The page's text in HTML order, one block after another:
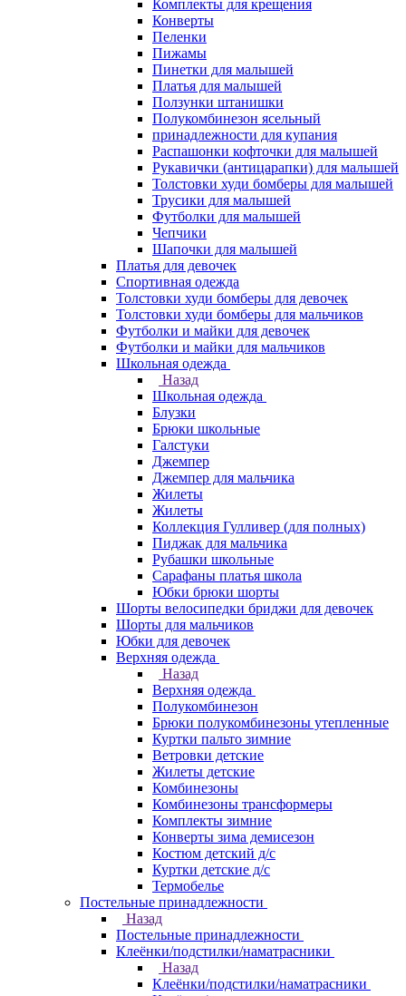
Комплекты для крещения
Конверты
Пеленки
Пижамы
Пинетки для малышей
Платья для малышей
Ползунки штанишки
Полукомбинезон ясельный
принадлежности для купания
Распашонки кофточки для малышей
Рукавички (антицарапки) для малышей
Толстовки худи бомберы для малышей
Трусики для малышей
Футболки для малышей
Чепчики
Шапочки для малышей
Платья для девочек
Спортивная одежда
Толстовки худи бомберы для девочек
Толстовки худи бомберы для мальчиков
Футболки и майки для девочек
Футболки и майки для мальчиков
Школьная одежда
Назад
Школьная одежда
Блузки
Брюки школьные
Галстуки
Джемпер
Джемпер для мальчика
Жилеты
Жилеты
Коллекция Гулливер (для полных)
Пиджак для мальчика
Рубашки школьные
Сарафаны платья школа
Юбки брюки шорты
Шорты велосипедки бриджи для девочек
Шорты для мальчиков
Юбки для девочек
Верхняя одежда
Назад
Верхняя одежда
Полукомбинезон
Брюки полукомбинезоны утепленные
Куртки пальто зимние
Ветровки детские
Жилеты детские
Комбинезоны
Комбинезоны трансформеры
Комплекты зимние
Конверты зима демисезон
Костюм детский д/с
Куртки детские д/с
Термобелье
Постельные принадлежности
Назад
Постельные принадлежности
Клеёнки/подстилки/наматрасники
Назад
Клеёнки/подстилки/наматрасники